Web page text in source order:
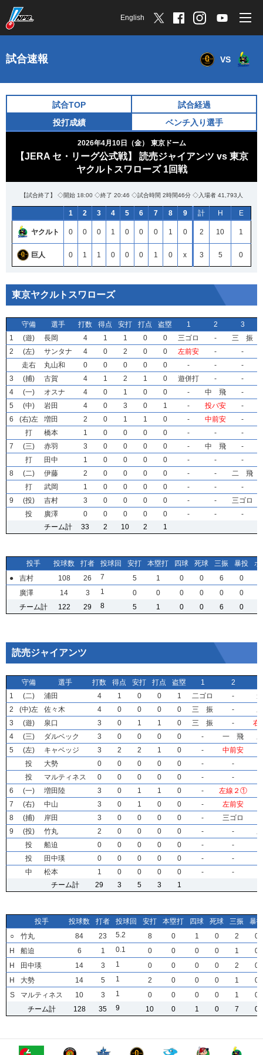
English
試合速報 VS
試合TOP
試合経過
投打成績
ベンチ入り選手
2026年4月10日（金） 東京ドーム
【JERA セ・リーグ公式戦】 読売ジャイアンツ vs 東京
ヤクルトスワローズ 1回戦
【試合終了】 ◇開始 18:00 ◇終了 20:46 ◇試合時間 2時間46分 ◇入場者 41,793人
1 2 3 4 5 6 7 8 9 計 H E
ヤクルト 0 0 0 1 0 0 0 1 0 2 10 1
巨人 0 1 1 0 0 0 1 0 x 3 5 0
東京ヤクルトスワローズ
守備 選手 打数 得点 安打 打点 盗塁 1 2
3
1
(遊) 長岡 4 1 1 0 0 三ゴロ -
三 振
2
(左) サンタナ 4 0 2 0 0 左前安 - -
走右
丸山和 0 0 0 0 0 - -
-
3
(捕) 古賀 4 1 2 1 0 遊併打 - -
4
(一) オスナ 4 0 1 0 0 - 中 飛 -
5
(中) 岩田 4 0 3 0 1 - 投バ安 -
6
(右)左 増田 2 0 1 1 0 - 中前安 -
打
橋本 1 0 0 0 0 - -
-
7
(三) 赤羽 3 0 0 0 0 - 中 飛
-
打
田中 1 0 0 0 0 - -
-
8
(二) 伊藤 2 0 0 0 0 - -
二 飛
打
武岡 1 0 0 0 0 - -
-
9
(投) 吉村 3 0 0 0 0 - -
三ゴロ
投
廣澤 0 0 0 0 0 - -
-
チーム計
33 2 10 2 1
守備 選手 打数 得点 安打 打点 盗塁 1 2
3
1
(遊) 長岡 4 1 1 0 0 三ゴロ -
三 振
2
(左) サンタナ 4 0 2 0 0 左前安 - -
走右
丸山和 0 0 0 0 0 - -
-
3
(捕) 古賀 4 1 2 1 0 遊併打 - -
4
(一) オスナ 4 0 1 0 0 - 中 飛 -
5
(中) 岩田 4 0 3 0 1 - 投バ安 -
6
(右)左 増田 2 0 1 1 0 - 中前安 -
打
橋本 1 0 0 0 0 - -
-
7
(三) 赤羽 3 0 0 0 0 - 中 飛
-
打
田中 1 0 0 0 0 - -
-
8
(二) 伊藤 2 0 0 0 0 - -
二 飛
打
武岡 1 0 0 0 0 - -
-
9
(投) 吉村 3 0 0 0 0 - -
三ゴロ
投
廣澤 0 0 0 0 0 - -
-
チーム計
33 2 10 2 1
守備 選手 打数 得点 安打 打点 盗塁 1 2
3
1
(遊) 長岡 4 1 1 0 0 三ゴロ -
三 振
2
(左) サンタナ 4 0 2 0 0 左前安 - -
走右
丸山和 0 0 0 0 0 - -
-
3
(捕) 古賀 4 1 2 1 0 遊併打 - -
4
(一) オスナ 4 0 1 0 0 - 中 飛 -
5
(中) 岩田 4 0 3 0 1 - 投バ安 -
6
(右)左 増田 2 0 1 1 0 - 中前安 -
打
橋本 1 0 0 0 0 - -
-
7
(三) 赤羽 3 0 0 0 0 - 中 飛
-
打
田中 1 0 0 0 0 - -
-
8
(二) 伊藤 2 0 0 0 0 - -
二 飛
打
武岡 1 0 0 0 0 - -
-
9
(投) 吉村 3 0 0 0 0 - -
三ゴロ
投
廣澤 0 0 0 0 0 - -
-
チーム計
33 2 10 2 1
守備 選手 打数 得点 安打 打点 盗塁 1 2
3
1
(遊) 長岡 4 1 1 0 0 三ゴロ -
三 振
2
(左) サンタナ 4 0 2 0 0 左前安 - -
走右
丸山和 0 0 0 0 0 - -
-
3
(捕) 古賀 4 1 2 1 0 遊併打 - -
4
(一) オスナ 4 0 1 0 0 - 中 飛 -
5
(中) 岩田 4 0 3 0 1 - 投バ安 -
6
(右)左 増田 2 0 1 1 0 - 中前安 -
打
橋本 1 0 0 0 0 - -
-
7
(三) 赤羽 3 0 0 0 0 - 中 飛
-
打
田中 1 0 0 0 0 - -
-
8
(二) 伊藤 2 0 0 0 0 - -
二 飛
打
武岡 1 0 0 0 0 - -
-
9
(投) 吉村 3 0 0 0 0 - -
三ゴロ
投
廣澤 0 0 0 0 0 - -
-
チーム計
33 2 10 2 1
投手 投球数 打者 投球回 安打 本塁打 四球 死球 三振 暴投
ボ
●
吉村 108 26 7 5 1 0 0 6 0
廣澤
14 3 1 0 0 0 0 0 0
チーム計
122 29 8 5 1 0 0 6 0
投手 投球数 打者 投球回 安打 本塁打 四球 死球 三振 暴投
ボ
●
吉村 108 26 7 5 1 0 0 6 0
廣澤
14 3 1 0 0 0 0 0 0
チーム計
122 29 8 5 1 0 0 6 0
投手 投球数 打者 投球回 安打 本塁打 四球 死球 三振 暴投
ボ
●
吉村 108 26 7 5 1 0 0 6 0
廣澤
14 3 1 0 0 0 0 0 0
チーム計
122 29 8 5 1 0 0 6 0
投手 投球数 打者 投球回 安打 本塁打 四球 死球 三振 暴投
ボ
●
吉村 108 26 7 5 1 0 0 6 0
廣澤
14 3 1 0 0 0 0 0 0
チーム計
122 29 8 5 1 0 0 6 0
読売ジャイアンツ
守備 選手 打数 得点 安打 打点 盗塁 1
2
1
(二) 浦田 4 1 0 0 1 二ゴロ -
2
(中)左 佐々木 4 0 0 0 0 三 振 -
3
(遊) 泉口 3 0 1 1 0 三 振 -
右
4
(三) ダルベック 3 0 0 0 0 - 一 飛
5
(左) キャベッジ 3 2 2 1 0 -
中前安
投
大勢 0 0 0 0 0 -
-
投
マルティネス 0 0 0 0 0 -
-
6
(一) 増田陸 3 0 1 1 0 -
左線２①
7
(右) 中山 3 0 1 0 0 -
左前安
8
(捕) 岸田 3 0 0 0 0 -
三ゴロ
9
(投) 竹丸 2 0 0 0 0 - -
投
船迫 0 0 0 0 0 -
-
投
田中瑛 0 0 0 0 0 -
-
中
松本 1 0 0 0 0 -
-
チーム計
29 3 5 3 1
守備 選手 打数 得点 安打 打点 盗塁 1
2
1
(二) 浦田 4 1 0 0 1 二ゴロ -
2
(中)左 佐々木 4 0 0 0 0 三 振 -
3
(遊) 泉口 3 0 1 1 0 三 振 -
右
4
(三) ダルベック 3 0 0 0 0 - 一 飛
5
(左) キャベッジ 3 2 2 1 0 -
中前安
投
大勢 0 0 0 0 0 -
-
投
マルティネス 0 0 0 0 0 -
-
6
(一) 増田陸 3 0 1 1 0 -
左線２①
7
(右) 中山 3 0 1 0 0 -
左前安
8
(捕) 岸田 3 0 0 0 0 -
三ゴロ
9
(投) 竹丸 2 0 0 0 0 - -
投
船迫 0 0 0 0 0 -
-
投
田中瑛 0 0 0 0 0 -
-
中
松本 1 0 0 0 0 -
-
チーム計
29 3 5 3 1
守備 選手 打数 得点 安打 打点 盗塁 1
2
1
(二) 浦田 4 1 0 0 1 二ゴロ -
2
(中)左 佐々木 4 0 0 0 0 三 振 -
3
(遊) 泉口 3 0 1 1 0 三 振 -
右
4
(三) ダルベック 3 0 0 0 0 - 一 飛
5
(左) キャベッジ 3 2 2 1 0 -
中前安
投
大勢 0 0 0 0 0 -
-
投
マルティネス 0 0 0 0 0 -
-
6
(一) 増田陸 3 0 1 1 0 -
左線２①
7
(右) 中山 3 0 1 0 0 -
左前安
8
(捕) 岸田 3 0 0 0 0 -
三ゴロ
9
(投) 竹丸 2 0 0 0 0 - -
投
船迫 0 0 0 0 0 -
-
投
田中瑛 0 0 0 0 0 -
-
中
松本 1 0 0 0 0 -
-
チーム計
29 3 5 3 1
守備 選手 打数 得点 安打 打点 盗塁 1
2
1
(二) 浦田 4 1 0 0 1 二ゴロ -
2
(中)左 佐々木 4 0 0 0 0 三 振 -
3
(遊) 泉口 3 0 1 1 0 三 振 -
右
4
(三) ダルベック 3 0 0 0 0 - 一 飛
5
(左) キャベッジ 3 2 2 1 0 -
中前安
投
大勢 0 0 0 0 0 -
-
投
マルティネス 0 0 0 0 0 -
-
6
(一) 増田陸 3 0 1 1 0 -
左線２①
7
(右) 中山 3 0 1 0 0 -
左前安
8
(捕) 岸田 3 0 0 0 0 -
三ゴロ
9
(投) 竹丸 2 0 0 0 0 - -
投
船迫 0 0 0 0 0 -
-
投
田中瑛 0 0 0 0 0 -
-
中
松本 1 0 0 0 0 -
-
チーム計
29 3 5 3 1
投手 投球数 打者 投球回 安打 本塁打 四球 死球 三振
暴投
○
竹丸 84 23 5.2 8 0 1 0 2
0
H
船迫 6 1 0.1 0 0 0 0 1
0
H
田中瑛 14 3 1 0 0 0 0 2
0
H
大勢 14 5 1 2 0 0 0 1
0
S
マルティネス 10 3 1 0 0 0 0 1
0
チーム計
128 35 9 10 0 1 0 7 0
投手 投球数 打者 投球回 安打 本塁打 四球 死球 三振
暴投
○
竹丸 84 23 5.2 8 0 1 0 2
0
H
船迫 6 1 0.1 0 0 0 0 1
0
H
田中瑛 14 3 1 0 0 0 0 2
0
H
大勢 14 5 1 2 0 0 0 1
0
S
マルティネス 10 3 1 0 0 0 0 1
0
チーム計
128 35 9 10 0 1 0 7 0
投手 投球数 打者 投球回 安打 本塁打 四球 死球 三振
暴投
○
竹丸 84 23 5.2 8 0 1 0 2
0
H
船迫 6 1 0.1 0 0 0 0 1
0
H
田中瑛 14 3 1 0 0 0 0 2
0
H
大勢 14 5 1 2 0 0 0 1
0
S
マルティネス 10 3 1 0 0 0 0 1
0
チーム計
128 35 9 10 0 1 0 7 0
投手 投球数 打者 投球回 安打 本塁打 四球 死球 三振
暴投
○
竹丸 84 23 5.2 8 0 1 0 2
0
H
船迫 6 1 0.1 0 0 0 0 1
0
H
田中瑛 14 3 1 0 0 0 0 2
0
H
大勢 14 5 1 2 0 0 0 1
0
S
マルティネス 10 3 1 0 0 0 0 1
0
チーム計
128 35 9 10 0 1 0 7 0